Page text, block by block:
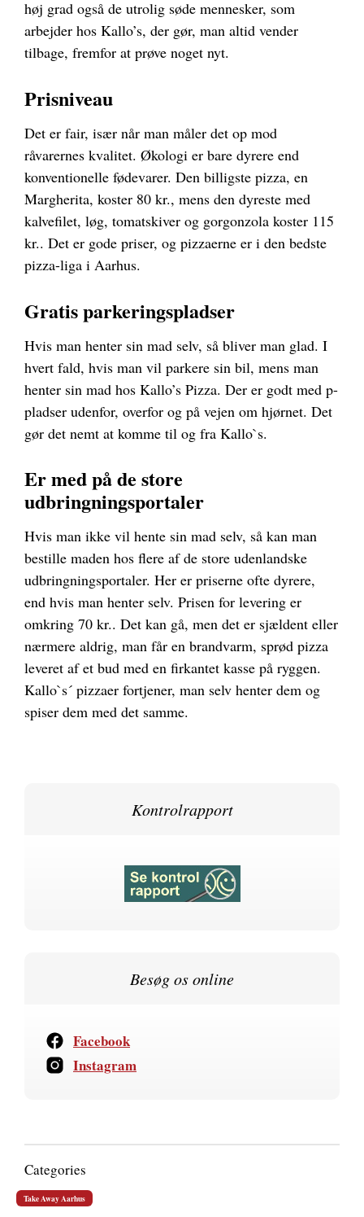
høj grad også de utrolig søde mennesker, som
arbejder hos Kallo’s, der gør, man altid vender
tilbage, fremfor at prøve noget nyt.
Prisniveau
Det er fair, især når man måler det op mod
råvarernes kvalitet. Økologi er bare dyrere end
konventionelle fødevarer. Den billigste pizza, en
Margherita, koster 80 kr., mens den dyreste med
kalvefilet, løg, tomatskiver og gorgonzola koster 115
kr.. Det er gode priser, og pizzaerne er i den bedste
pizza-liga i Aarhus.
Gratis parkeringspladser
Hvis man henter sin mad selv, så bliver man glad. I
hvert fald, hvis man vil parkere sin bil, mens man
henter sin mad hos Kallo’s Pizza. Der er godt med p-
pladser udenfor, overfor og på vejen om hjørnet. Det
gør det nemt at komme til og fra Kallo`s.
Er med på de store
udbringningsportaler
Hvis man ikke vil hente sin mad selv, så kan man
bestille maden hos flere af de store udenlandske
udbringningsportaler. Her er priserne ofte dyrere,
end hvis man henter selv. Prisen for levering er
omkring 70 kr.. Det kan gå, men det er sjældent eller
nærmere aldrig, man får en brandvarm, sprød pizza
leveret af et bud med en firkantet kasse på ryggen.
Kallo`s´ pizzaer fortjener, man selv henter dem og
spiser dem med det samme.
Kontrolrapport
Besøg os online
Facebook
Instagram
Categories
Take Away Aarhus